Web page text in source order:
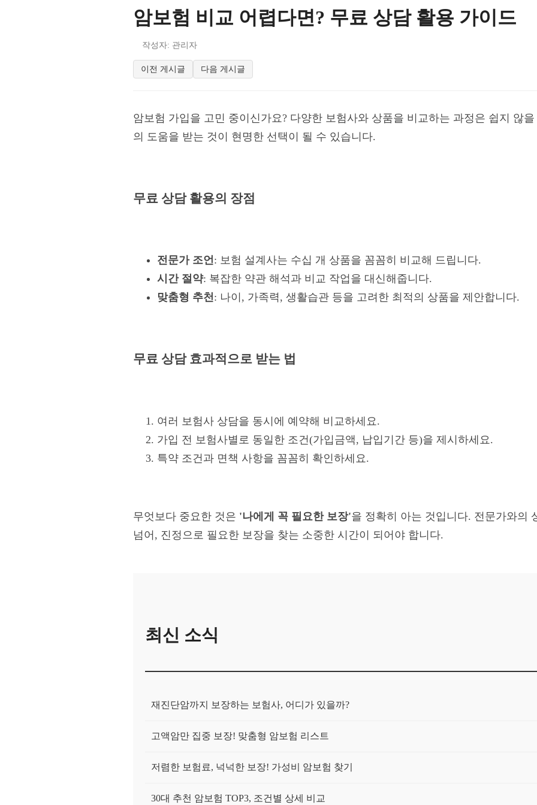
암보험 비교 어렵다면? 무료 상담 활용 가이드
작성자: 관리자
이전 게시글 다음 게시글
암보험 가입을 고민 중이신가요? 다양한 보험사와 상품을 비교하는 과정은 쉽지 않
의 도움을 받는 것이 현명한 선택이 될 수 있습니다.
무료 상담 활용의 장점
전문가 조언: 보험 설계사는 수십 개 상품을 꼼꼼히 비교해 드립니다.
시간 절약: 복잡한 약관 해석과 비교 작업을 대신해줍니다.
맞춤형 추천: 나이, 가족력, 생활습관 등을 고려한 최적의 상품을 제안합니다.
무료 상담 효과적으로 받는 법
여러 보험사 상담을 동시에 예약해 비교하세요.
가입 전 보험사별로 동일한 조건(가입금액, 납입기간 등)을 제시하세요.
특약 조건과 면책 사항을 꼼꼼히 확인하세요.
무엇보다 중요한 것은 '나에게 꼭 필요한 보장'을 정확히 아는 것입니다. 전문가와의
넘어, 진정으로 필요한 보장을 찾는 소중한 시간이 되어야 합니다.
최신 소식
재진단암까지 보장하는 보험사, 어디가 있을까?
고액암만 집중 보장! 맞춤형 암보험 리스트
저렴한 보험료, 넉넉한 보장! 가성비 암보험 찾기
30대 추천 암보험 TOP3, 조건별 상세 비교